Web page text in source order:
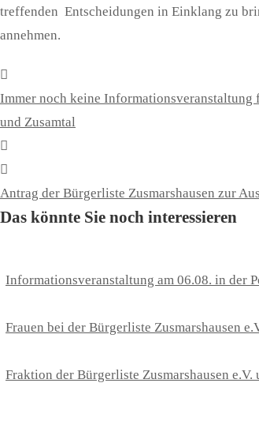
treffenden Entscheidungen in Einklang zu
annehmen.
Immer noch keine Informationsveranstaltung
und Zusamtal
Antrag der Bürgerliste Zusmarshausen zur
Das könnte Sie noch interessieren
Informationsveranstaltung am 06.08. in der
Frauen bei der Bürgerliste Zusmarshausen
Fraktion der Bürgerliste Zusmarshausen